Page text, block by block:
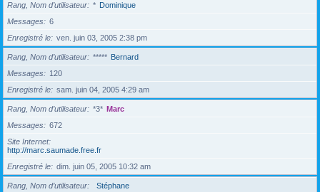
Rang, Nom d’utilisateur * Dominique
Messages
6
Enregistré le
ven. juin 03, 2005 2:38 pm
Rang, Nom d’utilisateur ***** Bernard
Messages
120
Enregistré le
sam. juin 04, 2005 4:29 am
Rang, Nom d’utilisateur *3* Marc
Messages
672
Site Internet
http://marc.saumade.free.fr
Enregistré le
dim. juin 05, 2005 10:32 am
Rang, Nom d’utilisateur
Stéphane